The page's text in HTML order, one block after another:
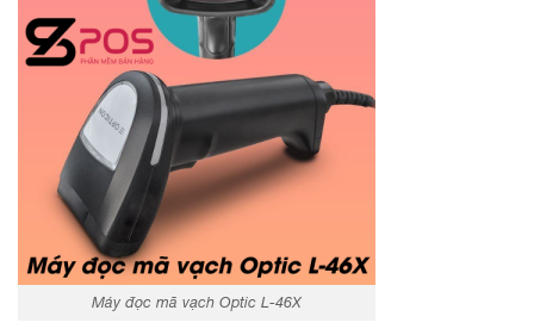
Máy đọc mã vạch Optic L-46X